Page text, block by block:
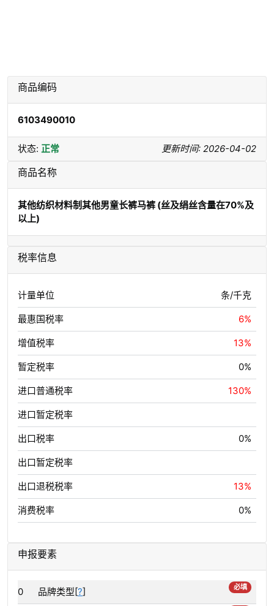
商品编码
6103490010
状态: 正常 更新时间: 2026-04-02
商品名称
其他纺织材料制其他男童长裤马裤 (丝及绢丝含量在70%及
以上)
税率信息
计量单位 条/千克
最惠国税率 6%
增值税率 13%
暂定税率 0%
进口普通税率 130%
进口暂定税率
出口税率 0%
出口暂定税率
出口退税税率 13%
消费税率 0%
申报要素
0 品牌类型[?] 必填